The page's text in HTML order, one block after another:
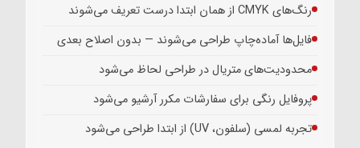
رنگ‌های CMYK از همان ابتدا درست تعریف می‌شوند
فایل‌ها آماده‌چاپ طراحی می‌شوند — بدون اصلاح بعدی
محدودیت‌های متریال در طراحی لحاظ می‌شود
پروفایل رنگی برای سفارشات مکرر آرشیو می‌شود
تجربه لمسی (سلفون، UV) از ابتدا طراحی می‌شود